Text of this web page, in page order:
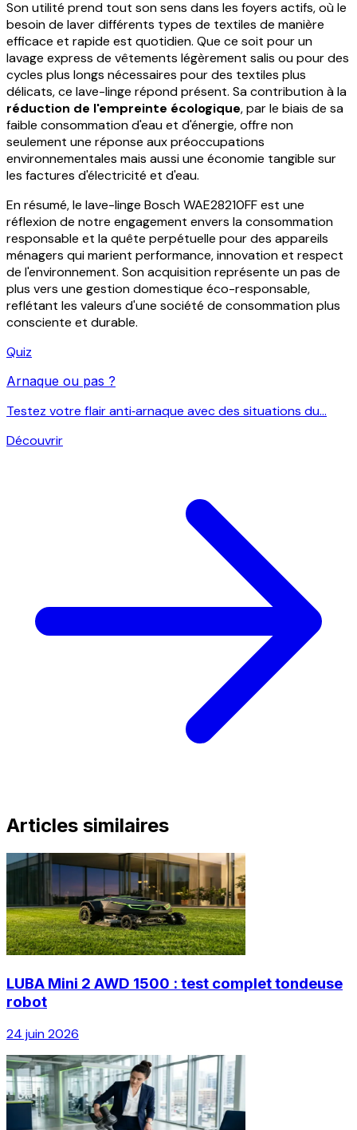
Son utilité prend tout son sens dans les foyers actifs, où le
besoin de laver différents types de textiles de manière
efficace et rapide est quotidien. Que ce soit pour un
lavage express de vêtements légèrement salis ou pour des
cycles plus longs nécessaires pour des textiles plus
délicats, ce lave-linge répond présent. Sa contribution à la
réduction de l'empreinte écologique, par le biais de sa
faible consommation d'eau et d'énergie, offre non
seulement une réponse aux préoccupations
environnementales mais aussi une économie tangible sur
les factures d'électricité et d'eau.
En résumé, le lave-linge Bosch WAE28210FF est une
réflexion de notre engagement envers la consommation
responsable et la quête perpétuelle pour des appareils
ménagers qui marient performance, innovation et respect
de l'environnement. Son acquisition représente un pas de
plus vers une gestion domestique éco-responsable,
reflétant les valeurs d'une société de consommation plus
consciente et durable.
Quiz
Arnaque ou pas ?
Testez votre flair anti‑arnaque avec des situations du...
Découvrir
Articles similaires
LUBA Mini 2 AWD 1500 : test complet tondeuse
robot
24 juin 2026